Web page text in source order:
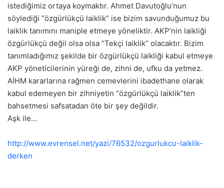
istediğimiz ortaya koymaktır. Ahmet Davutoğlu’nun
söylediği “özgürlükçü laiklik” ise bizim savunduğumuz bu
laiklik tanımını maniple etmeye yöneliktir. AKP’nin laikliği
özgürlükçü değil olsa olsa “Tekçi laiklik” olacaktır. Bizim
tanımladığımız şekilde bir özgürlükçü laikliği kabul etmeye
AKP yöneticilerinin yüreği de, zihni de, ufku da yetmez.
AİHM kararlarına rağmen cemevlerini ibadethane olarak
kabul edemeyen bir zihniyetin “özgürlükçü laiklik”ten
bahsetmesi safsatadan öte bir şey değildir.
Aşk ile…
http://www.evrensel.net/yazi/76532/ozgurlukcu-laiklik-
derken